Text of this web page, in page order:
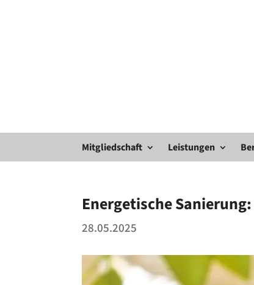
Mitgliedschaft Leistungen
Energetische
28.05.2025